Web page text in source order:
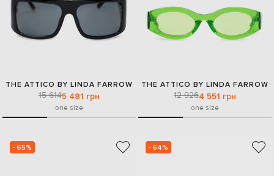
THE ATTICO BY LINDA FARROW
15 6145 481 грн
one size
THE ATTICO BY LINDA FARROW
12 9264 551 грн
one size
- 65% - 64%